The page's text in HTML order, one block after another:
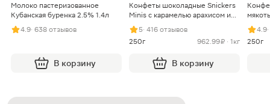
Молоко пастеризованное
Кубанская буренка 2.5% 1.4л
4.9· 638 отзывов
В корзину
Конфеты шоколадные Snickers
Minis с карамелью арахисом и
нугой
5· 416 отзывов
250г
962.99 ₽ · 1кг
В корзину
4.9
250г